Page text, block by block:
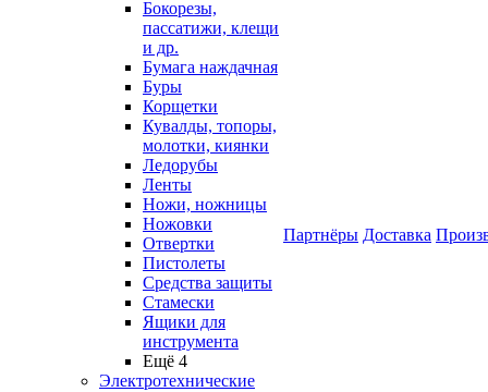
Бокорезы,
пассатижи, клещи
и др.
Бумага наждачная
Буры
Корщетки
Кувалды, топоры,
молотки, киянки
Ледорубы
Ленты
Ножи, ножницы
Ножовки
Отвертки
Пистолеты
Средства защиты
Стамески
Ящики для
инструмента
Ещё 4
Электротехнические
Партнёры Доставка